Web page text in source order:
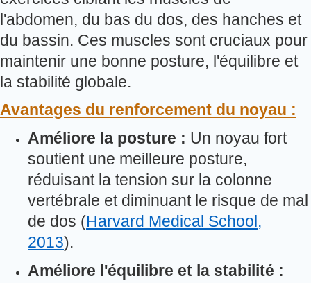
l'abdomen, du bas du dos, des hanches et
du bassin. Ces muscles sont cruciaux pour
maintenir une bonne posture, l'équilibre et
la stabilité globale.
Avantages du renforcement du noyau :
Améliore la posture : Un noyau fort
soutient une meilleure posture,
réduisant la tension sur la colonne
vertébrale et diminuant le risque de mal
de dos (Harvard Medical School,
2013).
Améliore l'équilibre et la stabilité :